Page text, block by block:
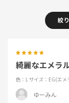
絞
綺麗なエメラ
色：L サイズ：EG(エ
ゆーみん